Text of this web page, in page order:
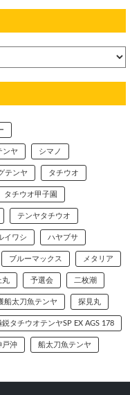
ンヤ シマノ
テンヤ タチウオ
タチウオ甲子園
テンヤタチウオ
イワシ ハヤブサ
ブルーマックス メタリア
丸 予選会 二枚潮
船太刀魚テンヤ 探見丸
鋭タチウオテンヤSP EX AGS 178
戸沖 船太刀魚テンヤ